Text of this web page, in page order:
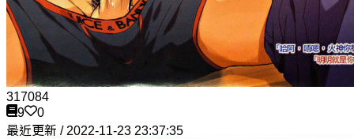
317084
9
0
最近更新 / 2022-11-23 23:37:35